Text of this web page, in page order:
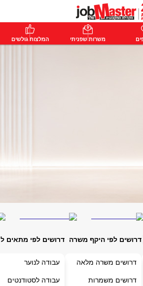
משרות שפניתי המלצות גולשים
דרושים לפי היקף משרה
דרושים משרה מלאה
דרושים משמרות
דרושים לפי מתאים ל
עבודה לנוער
עבודה לסטודנטים